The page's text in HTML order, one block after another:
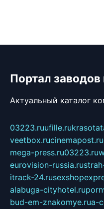
Портал
Актуальный каталог
03223.ruufille.ru
veetbox.rucinemapost.ru
mega-press.ru03223.ru
eurovision-russia.ru
itrack-24.ru
alabuga-cityhotel.ru
bud-em-znakomye.rua-